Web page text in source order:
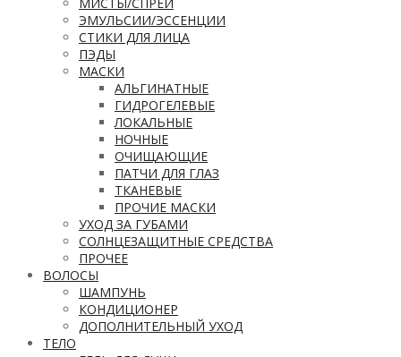
ЭМУЛЬСИИ/ЭССЕНЦИИ
СТИКИ ДЛЯ ЛИЦА
ПЭДЫ
МАСКИ
АЛЬГИНАТНЫЕ
ГИДРОГЕЛЕВЫЕ
ЛОКАЛЬНЫЕ
НОЧНЫЕ
ОЧИЩАЮЩИЕ
ПАТЧИ ДЛЯ ГЛАЗ
ТКАНЕВЫЕ
ПРОЧИЕ МАСКИ
УХОД ЗА ГУБАМИ
СОЛНЦЕЗАЩИТНЫЕ СРЕДСТВА
ПРОЧЕЕ
ВОЛОСЫ
ШАМПУНЬ
КОНДИЦИОНЕР
ДОПОЛНИТЕЛЬНЫЙ УХОД
ТЕЛО